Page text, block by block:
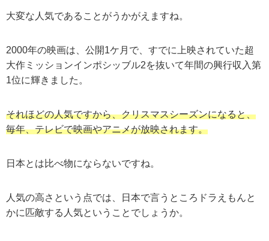
大変な人気であることがうかがえますね。
2000年の映画は、公開1ケ月で、すでに上映されていた超
大作ミッションインポシッブル2を抜いて年間の興行収入第
1位に輝きました。
それほどの人気ですから、クリスマスシーズンになると、
毎年、テレビで映画やアニメが放映されます。
日本とは比べ物にならないですね。
人気の高さという点では、日本で言うところドラえもんと
かに匹敵する人気ということでしょうか。